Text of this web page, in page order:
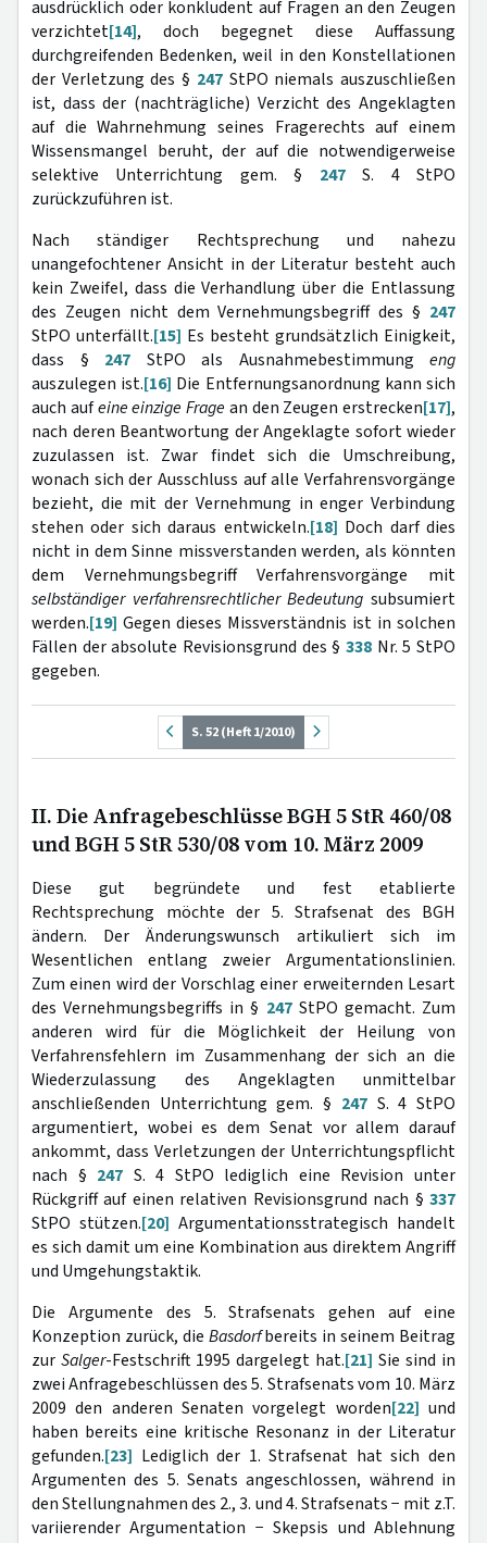
ausdrücklich oder konkludent auf Fragen an den Zeugen
verzichtet[14], doch begegnet diese Auffassung
durchgreifenden Bedenken, weil in den Konstellationen
der Verletzung des § 247StPO niemals auszuschließen
ist, dass der (nachträgliche) Verzicht des Angeklagten
auf die Wahrnehmung seines Fragerechts auf einem
Wissensmangel beruht, der auf die notwendigerweise
selektive Unterrichtung gem. § 247S. 4 StPO
zurückzuführen ist.
Nach ständiger Rechtsprechung und nahezu
unangefochtener Ansicht in der Literatur besteht auch
kein Zweifel, dass die Verhandlung über die Entlassung
des Zeugen nicht dem Vernehmungsbegriff des § 247
StPO unterfällt.[15] Es besteht grundsätzlich Einigkeit,
dass § 247 StPO als Ausnahmebestimmung eng
auszulegen ist.[16] Die Entfernungsanordnung kann sich
auch aufeine einzige Frage an den Zeugen erstrecken[17],
nach deren Beantwortung der Angeklagte sofort wieder
zuzulassen ist. Zwar findet sich die Umschreibung,
wonach sich der Ausschluss auf alle Verfahrensvorgänge
bezieht, die mit der Vernehmung in enger Verbindung
stehen oder sich daraus entwickeln.[18] Doch darf dies
nicht in dem Sinne missverstanden werden, als könnten
dem Vernehmungsbegriff Verfahrensvorgänge mit
selbständiger verfahrensrechtlicher Bedeutung subsumiert
werden.[19] Gegen dieses Missverständnis ist in solchen
Fällen der absolute Revisionsgrund des § 338 Nr. 5 StPO
gegeben.
S. 52 (Heft 1/2010)
II. Die Anfragebeschlüsse BGH 5 StR 460/08
und BGH 5 StR 530/08 vom 10. März 2009
Diese gut begründete und fest etablierte
Rechtsprechung möchte der 5. Strafsenat des BGH
ändern. Der Änderungswunsch artikuliert sich im
Wesentlichen entlang zweier Argumentationslinien.
Zum einen wird der Vorschlag einer erweiternden Lesart
des Vernehmungsbegriffs in § 247StPO gemacht. Zum
anderen wird für die Möglichkeit der Heilung von
Verfahrensfehlern im Zusammenhang der sich an die
Wiederzulassung des Angeklagten unmittelbar
anschließenden Unterrichtung gem. § 247S. 4 StPO
argumentiert, wobei es dem Senat vor allem darauf
ankommt, dass Verletzungen der Unterrichtungspflicht
nach § 247 S. 4 StPO lediglich eine Revision unter
Rückgriff auf einen relativen Revisionsgrund nach § 337
StPO stützen.[20] Argumentationsstrategisch handelt
es sich damit um eine Kombination aus direktem Angriff
und Umgehungstaktik.
Die Argumente des 5. Strafsenats gehen auf eine
Konzeption zurück, die Basdorfbereits in seinem Beitrag
zur Salger-Festschrift 1995 dargelegt hat.[21] Sie sind in
zwei Anfragebeschlüssen des 5. Strafsenats vom 10. März
2009 den anderen Senaten vorgelegt worden[22] und
haben bereits eine kritische Resonanz in der Literatur
gefunden.[23] Lediglich der 1. Strafsenat hat sich den
Argumenten des 5. Senats angeschlossen, während in
den Stellungnahmen des 2., 3. und 4. Strafsenats − mit z.T.
variierender Argumentation − Skepsis und Ablehnung